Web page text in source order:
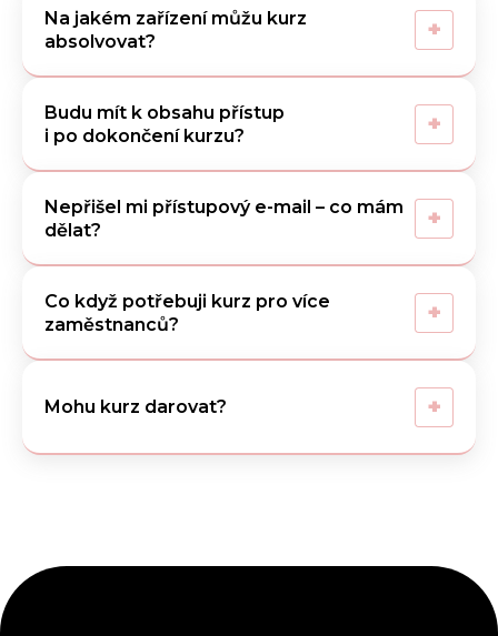
Na jakém zařízení můžu kurz
absolvovat?
+
Budu mít k obsahu přístup
i po dokončení kurzu?
+
Nepřišel mi přístupový e-mail – co mám
dělat?
+
Co když potřebuji kurz pro více
zaměstnanců?
+
Mohu kurz darovat? +